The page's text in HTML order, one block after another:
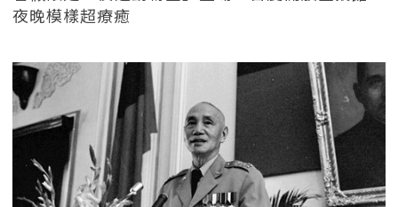
夜晚模樣超療癒